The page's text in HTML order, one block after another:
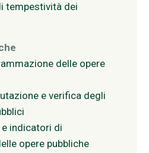
tempestività dei
delle opere
e verifica degli
indicatori di
opere pubbliche